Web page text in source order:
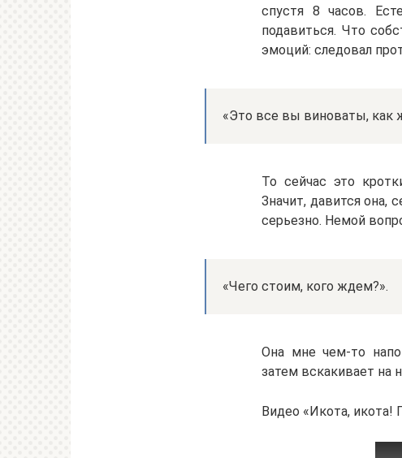
спустя 8 часов.
подавиться. Что
эмоций: следовал
«Это все вы виноваты, как
То сейчас это
Значит, давится она,
серьезно. Немой
«Чего стоим, кого ждем?».
Она мне чем-то
затем вскакивает на
Видео «Икота, икота!